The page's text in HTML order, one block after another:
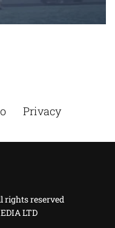
Privacy
rights reserved
LTD